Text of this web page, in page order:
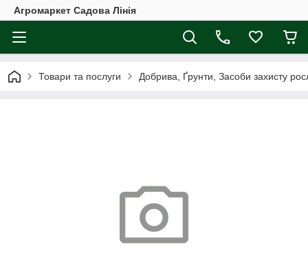
Агромаркет Садова Лінія
Товари та послуги Добрива, Ґрунти, Засоби захисту